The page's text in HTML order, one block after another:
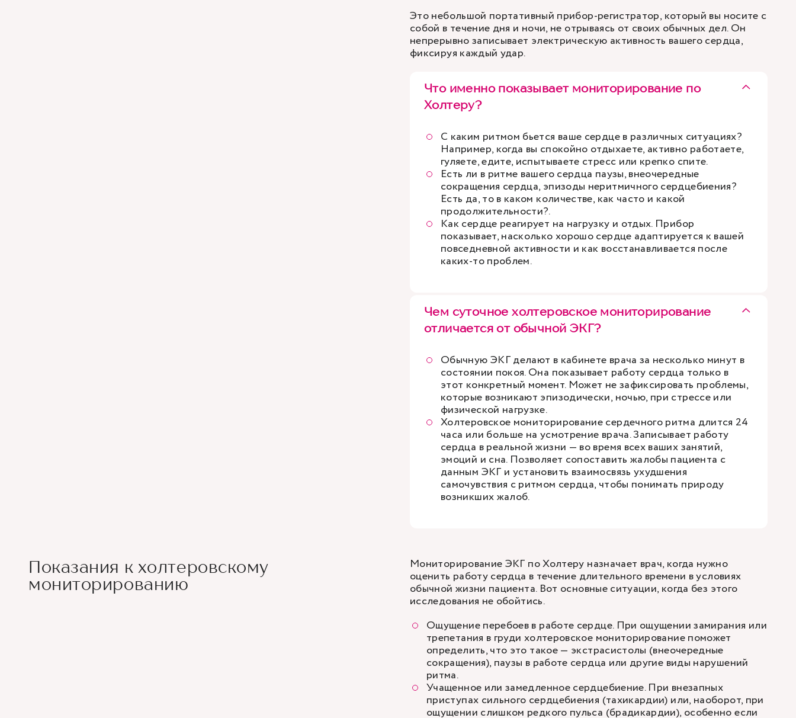
Это небольшой портативный прибор-регистратор, который вы носите с
собой в течение дня и ночи, не отрываясь от своих обычных дел. Он
непрерывно записывает электрическую активность вашего сердца,
фиксируя каждый удар.
Что именно показывает мониторирование по
Холтеру?
С каким ритмом бьется ваше сердце в различных ситуациях?
Например, когда вы спокойно отдыхаете, активно работаете,
гуляете, едите, испытываете стресс или крепко спите.
Есть ли в ритме вашего сердца паузы, внеочередные
сокращения сердца, эпизоды неритмичного сердцебиения?
Есть да, то в каком количестве, как часто и какой
продолжительности?.
Как сердце реагирует на нагрузку и отдых. Прибор
показывает, насколько хорошо сердце адаптируется к вашей
повседневной активности и как восстанавливается после
каких-то проблем.
Чем суточное холтеровское мониторирование
отличается от обычной ЭКГ?
Обычную ЭКГ делают в кабинете врача за несколько минут в
состоянии покоя. Она показывает работу сердца только в
этот конкретный момент. Может не зафиксировать проблемы,
которые возникают эпизодически, ночью, при стрессе или
физической нагрузке.
Холтеровское мониторирование сердечного ритма длится 24
часа или больше на усмотрение врача. Записывает работу
сердца в реальной жизни — во время всех ваших занятий,
эмоций и сна. Позволяет сопоставить жалобы пациента с
данным ЭКГ и установить взаимосвязь ухудшения
самочувствия с ритмом сердца, чтобы понимать природу
возникших жалоб.
Показания к холтеровскому
мониторированию
Мониторирование ЭКГ по Холтеру назначает врач, когда нужно
оценить работу сердца в течение длительного времени в условиях
обычной жизни пациента. Вот основные ситуации, когда без этого
исследования не обойтись.
Ощущение перебоев в работе сердце. При ощущении замирания или
трепетания в груди холтеровское мониторирование поможет
определить, что это такое — экстрасистолы (внеочередные
сокращения), паузы в работе сердца или другие виды нарушений
ритма.
Учащенное или замедленное сердцебиение. При внезапных
приступах сильного сердцебиения (тахикардии) или, наоборот, при
ощущении слишком редкого пульса (брадикардии), особенно если